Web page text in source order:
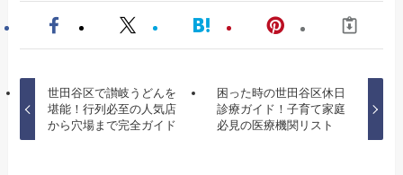
世田谷区で讃岐うどんを
堪能！行列必至の人気店
から穴場まで完全ガイド
困った時の世田谷区休日
診療ガイド！子育て家庭
必見の医療機関リスト